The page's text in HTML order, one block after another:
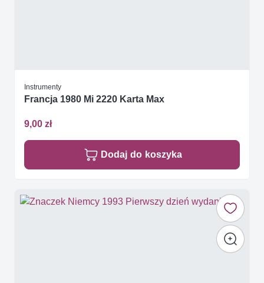
Instrumenty
Francja 1980 Mi 2220 Karta Max
9,00 zł
Dodaj do koszyka